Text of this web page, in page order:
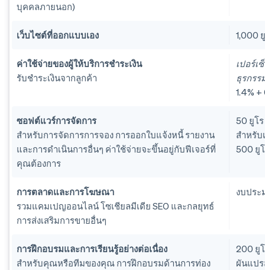
บุคคลภายนอก)
เว็บไซต์ที่ออกแบบเอง 1,000
ค่าใช้จ่ายของผู้ให้บริการชำระเงิน
รับชำระเงินจากลูกค้า
เปอร์เ
ธุรกรร
1.4%
ซอฟต์แวร์การจัดการ
สำหรับการจัดการการจอง การออกใบแจ้งหนี้ รายงาน
และการดำเนินการอื่นๆ ค่าใช้จ่ายจะขึ้นอยู่กับฟีเจอร์ที่
คุณต้องการ
50 ยูโ
สำหรับ
500 ยู
การตลาดและการโฆษณา
รวมแคมเปญออนไลน์ โซเชียลมีเดีย SEO และกลยุทธ์
การส่งเสริมการขายอื่นๆ
งบประ
การฝึกอบรมและการเรียนรู้อย่างต่อเนื่อง
สำหรับคุณหรือทีมของคุณ การฝึกอบรมด้านการท่อง
200 ยู
ผันแปร